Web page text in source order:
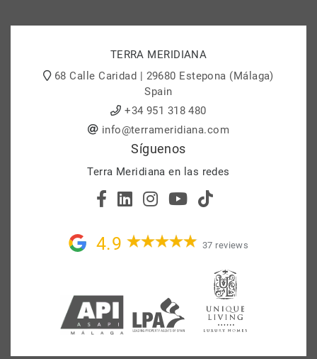
TERRA MERIDIANA
68 Calle Caridad | 29680 Estepona (Málaga)
Spain
+34 951 318 480
info@terrameridiana.com
Síguenos
Terra Meridiana en las redes
4.9 37 reviews